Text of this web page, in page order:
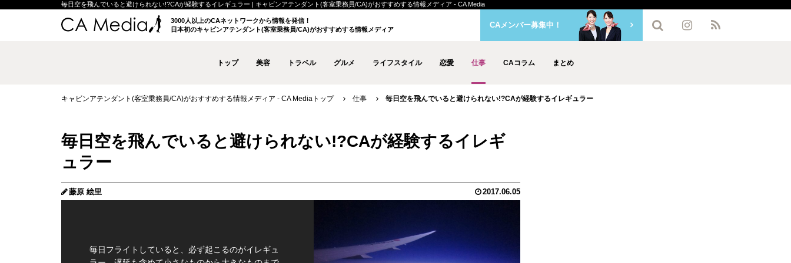
毎日空を飛んでいると避けられない!?CAが経験するイレギュラー | キャビンアテンダント(客室乗務員/CA)がおすすめする情報メディア - CA Media
3000人以上のCAネットワークから情報を発信！
日本初のキャビンアテンダント(客室乗務員/CA)がおすすめする情報メディア
トップ 美容 トラベル グルメ ライフスタイル 恋愛 仕事 CAコラム まとめ
CAメンバー募集中！
キャビンアテンダント(客室乗務員/CA)がおすすめする情報メディア - CA Mediaトップ 仕事 毎日空を飛んでいると避けられない!?CAが経験するイレギュラー
毎日空を飛んでいると避けられない!?CAが経験するイレギ
ュラー
藤原 絵里 2017.06.05
毎日フライトしていると、必ず起こるのがイレギュ